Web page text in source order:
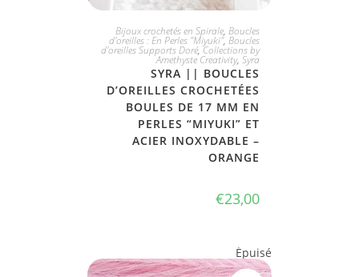
JE L'ADOPTE
Bijoux crochetés en Spirale, Boucles
d'oreilles : En Perles "Miyuki", Boucles
d'oreilles Supports Doré, Collections by
Amethyste Creativity, Syra
SYRA || BOUCLES
D’OREILLES CROCHETÉES
BOULES DE 17 MM EN
PERLES “MIYUKI” ET
ACIER INOXYDABLE –
ORANGE
€23,00
Épuisé